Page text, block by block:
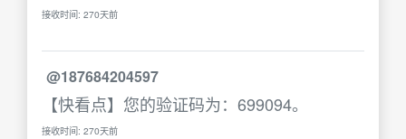
接收时间: 270天前
@187684204597
【快看点】您的验证码为：699094。
接收时间: 270天前